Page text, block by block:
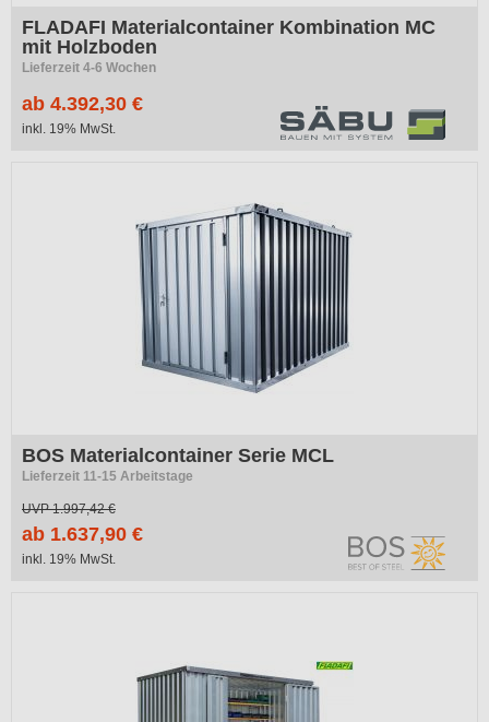
FLADAFI Materialcontainer Kombination MC
mit Holzboden
Lieferzeit 4-6 Wochen
ab 4.392,30 €
inkl. 19% MwSt.
BOS Materialcontainer Serie MCL
Lieferzeit 11-15 Arbeitstage
UVP1.997,42 €
ab 1.637,90 €
inkl. 19% MwSt.